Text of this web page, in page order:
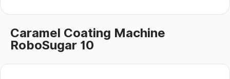
Caramel Coating Machine
RoboSugar 10